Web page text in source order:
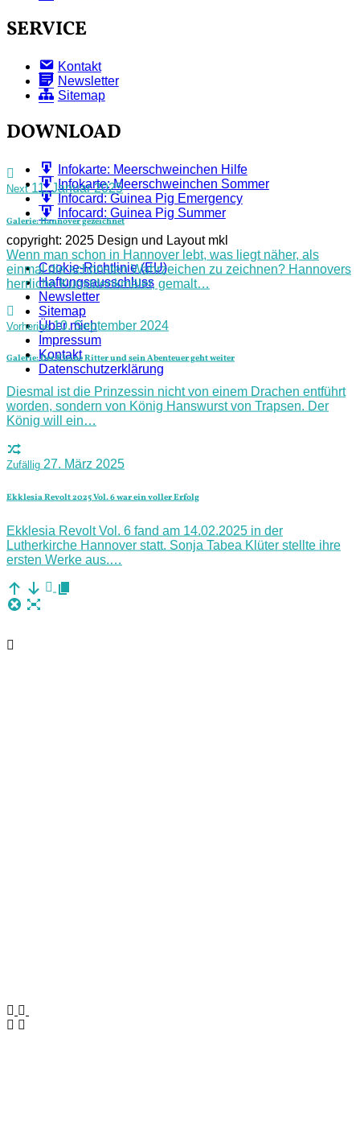
SERVICE
Kontakt
Newsletter
Sitemap
DOWNLOAD
Infokarte: Meerschweinchen Hilfe
Infokarte: Meerschweinchen Sommer
Infocard: Guinea Pig Emergency
Infocard: Guinea Pig Summer
copyright: 2025 Design und Layout mkl
Cookie-Richtlinie (EU)
Haftungsausschluss
Newsletter
Sitemap
Über mich
Impressum
Kontakt
Datenschutzerklärung
Next 11. Januar 2025
Galerie: Hannover gezeichnet
Wenn man schon in Hannover lebt, was liegt näher, als
einmal die schönsten Wahrzeichen zu zeichnen? Hannovers
herrliche Kunstdenkmäler, gemalt…
Vorherige 10. September 2024
Galerie: Der Kleine Ritter und sein Abenteuer geht weiter
Diesmal ist die Prinzessin nicht von einem Drachen entführt
worden, sondern von König Hanswurst von Trapsen. Der
König will ein…
Zufällig 27. März 2025
Ekklesia Revolt 2025 Vol. 6 war ein voller Erfolg
Ekklesia Revolt Vol. 6 fand am 14.02.2025 in der
Lutherkirche Hannover statt. Sonja Tabea Klüter stellte ihre
ersten Werke aus.…